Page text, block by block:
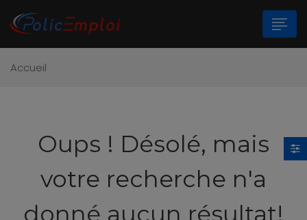
Accueil
Oups ! Désolé, mais
votre recherche n'a
donné aucun résultat!